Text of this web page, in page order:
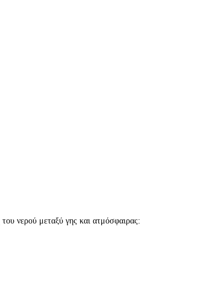
νερού μεταξύ γης και ατμόσφαιρας: